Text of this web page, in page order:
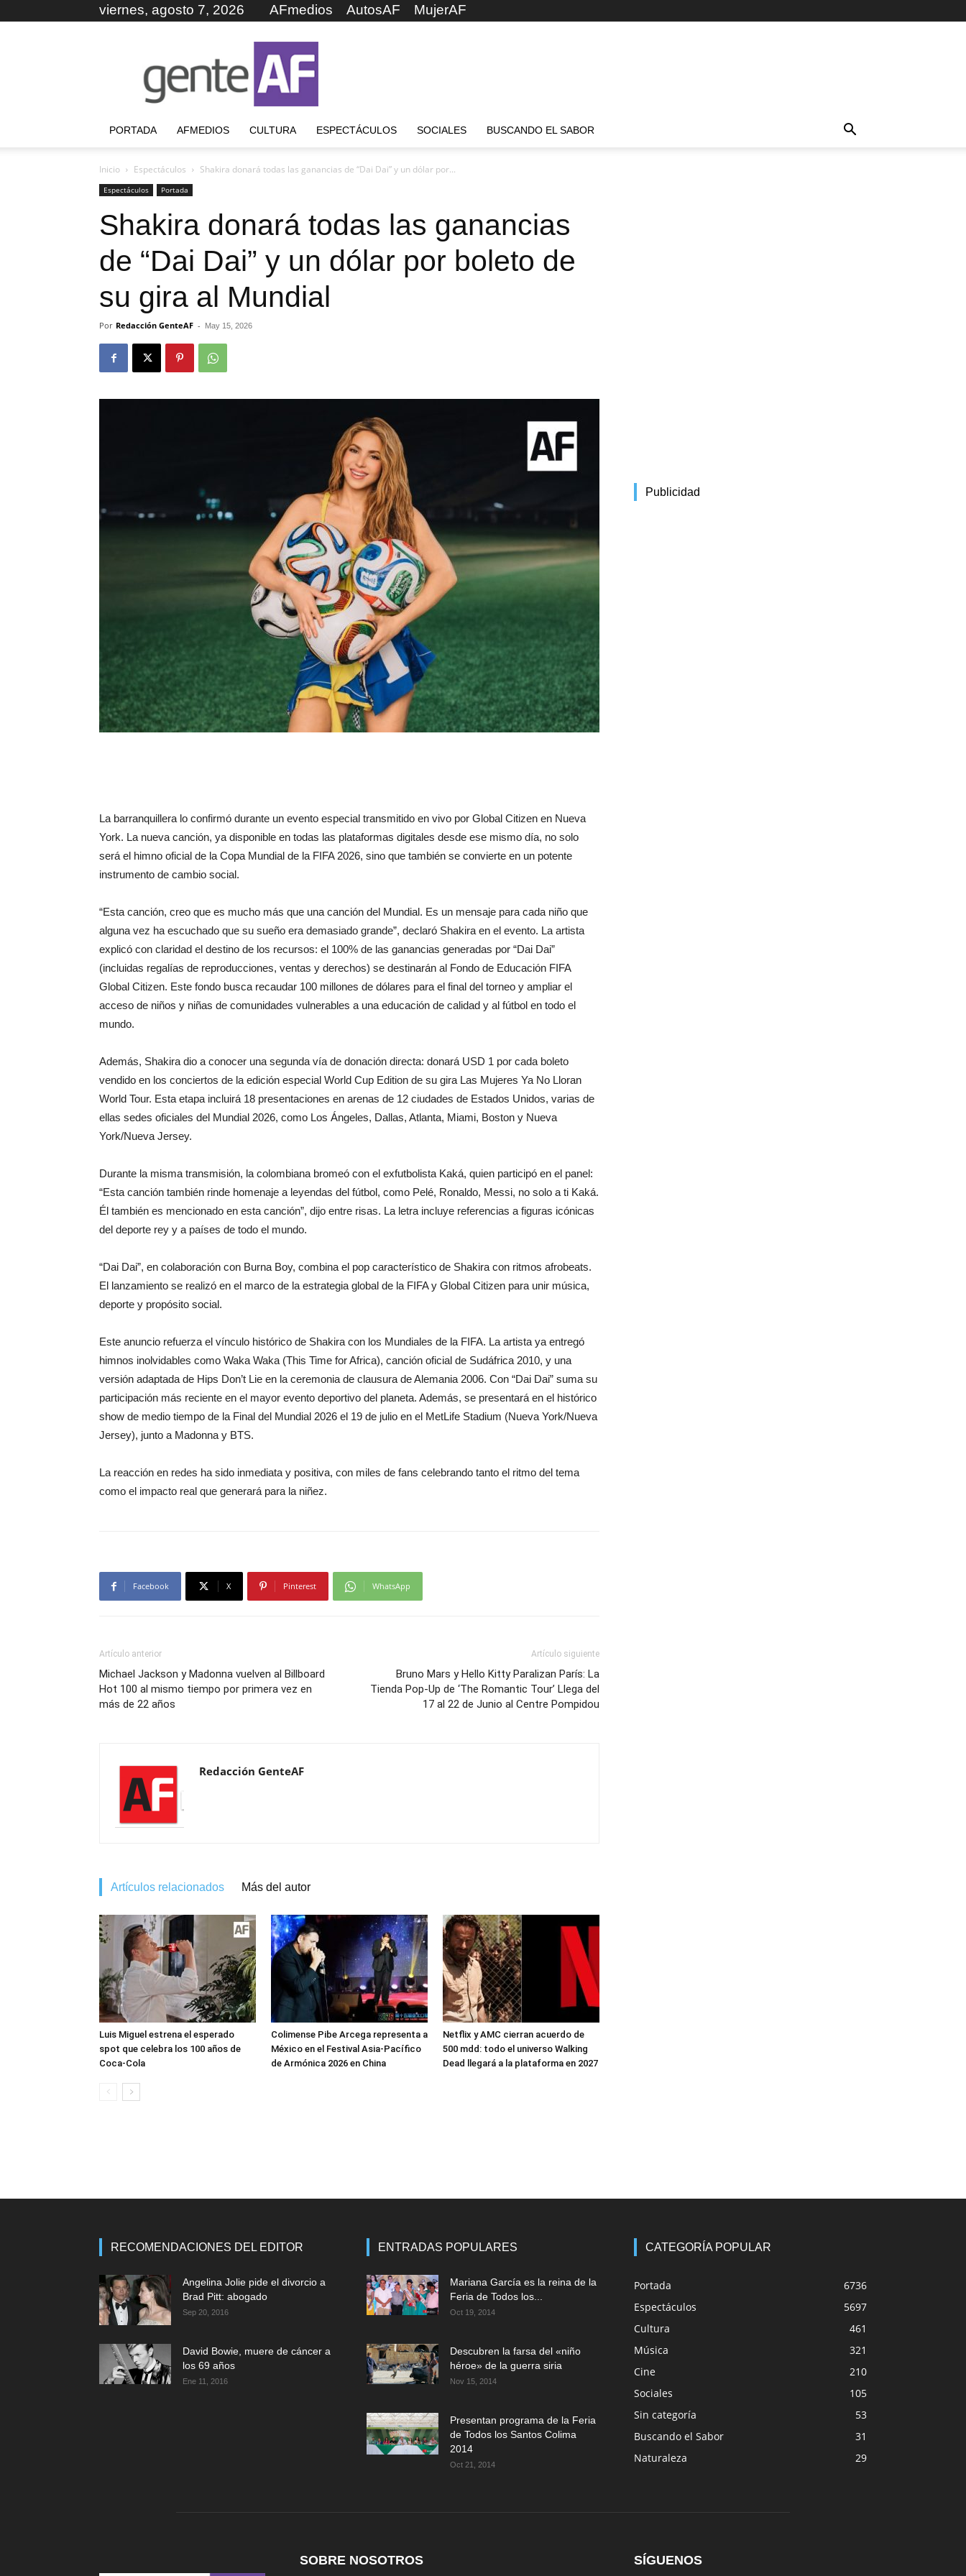
viernes, agosto 7, 2026 AFmedios AutosAF MujerAF
PORTADA AFMEDIOS CULTURA ESPECTÁCULOS SOCIALES BUSCANDO EL SABOR
Inicio Espectáculos Shakira donará todas las ganancias de “Dai Dai” y un dólar por...
Espectáculos Portada
Shakira donará todas las ganancias
de “Dai Dai” y un dólar por boleto de
su gira al Mundial
Por Redacción GenteAF - May 15, 2026
La barranquillera lo confirmó durante un evento especial transmitido en vivo por Global Citizen en Nueva
York. La nueva canción, ya disponible en todas las plataformas digitales desde ese mismo día, no solo
será el himno oficial de la Copa Mundial de la FIFA 2026, sino que también se convierte en un potente
instrumento de cambio social.
“Esta canción, creo que es mucho más que una canción del Mundial. Es un mensaje para cada niño que
alguna vez ha escuchado que su sueño era demasiado grande”, declaró Shakira en el evento. La artista
explicó con claridad el destino de los recursos: el 100% de las ganancias generadas por “Dai Dai”
(incluidas regalías de reproducciones, ventas y derechos) se destinarán al Fondo de Educación FIFA
Global Citizen. Este fondo busca recaudar 100 millones de dólares para el final del torneo y ampliar el
acceso de niños y niñas de comunidades vulnerables a una educación de calidad y al fútbol en todo el
mundo.
Además, Shakira dio a conocer una segunda vía de donación directa: donará USD 1 por cada boleto
vendido en los conciertos de la edición especial World Cup Edition de su gira Las Mujeres Ya No Lloran
World Tour. Esta etapa incluirá 18 presentaciones en arenas de 12 ciudades de Estados Unidos, varias de
ellas sedes oficiales del Mundial 2026, como Los Ángeles, Dallas, Atlanta, Miami, Boston y Nueva
York/Nueva Jersey.
Durante la misma transmisión, la colombiana bromeó con el exfutbolista Kaká, quien participó en el panel:
“Esta canción también rinde homenaje a leyendas del fútbol, como Pelé, Ronaldo, Messi, no solo a ti Kaká.
Él también es mencionado en esta canción”, dijo entre risas. La letra incluye referencias a figuras icónicas
del deporte rey y a países de todo el mundo.
“Dai Dai”, en colaboración con Burna Boy, combina el pop característico de Shakira con ritmos afrobeats.
El lanzamiento se realizó en el marco de la estrategia global de la FIFA y Global Citizen para unir música,
deporte y propósito social.
Este anuncio refuerza el vínculo histórico de Shakira con los Mundiales de la FIFA. La artista ya entregó
himnos inolvidables como Waka Waka (This Time for Africa), canción oficial de Sudáfrica 2010, y una
versión adaptada de Hips Don’t Lie en la ceremonia de clausura de Alemania 2006. Con “Dai Dai” suma su
participación más reciente en el mayor evento deportivo del planeta. Además, se presentará en el histórico
show de medio tiempo de la Final del Mundial 2026 el 19 de julio en el MetLife Stadium (Nueva York/Nueva
Jersey), junto a Madonna y BTS.
La reacción en redes ha sido inmediata y positiva, con miles de fans celebrando tanto el ritmo del tema
como el impacto real que generará para la niñez.
Facebook X Pinterest WhatsApp
Artículo anterior
Michael Jackson y Madonna vuelven al Billboard
Hot 100 al mismo tiempo por primera vez en
más de 22 años
Artículo siguiente
Bruno Mars y Hello Kitty Paralizan París: La
Tienda Pop-Up de ‘The Romantic Tour’ Llega del
17 al 22 de Junio al Centre Pompidou
Redacción GenteAF
Artículos relacionados Más del autor
Luis Miguel estrena el esperado
spot que celebra los 100 años de
Coca-Cola
Colimense Pibe Arcega representa a
México en el Festival Asia-Pacífico
de Armónica 2026 en China
Netflix y AMC cierran acuerdo de
500 mdd: todo el universo Walking
Dead llegará a la plataforma en 2027
Publicidad
RECOMENDACIONES DEL EDITOR
Angelina Jolie pide el divorcio a
Brad Pitt: abogado
Sep 20, 2016
David Bowie, muere de cáncer a
los 69 años
Ene 11, 2016
ENTRADAS POPULARES
Mariana García es la reina de la
Feria de Todos los...
Oct 19, 2014
Descubren la farsa del «niño
héroe» de la guerra siria
Nov 15, 2014
Presentan programa de la Feria
de Todos los Santos Colima
2014
Oct 21, 2014
CATEGORÍA POPULAR
Portada
6736
Espectáculos
5697
Cultura
461
Música
321
Cine
210
Sociales
105
Sin categoría
53
Buscando el Sabor
31
Naturaleza
29
SOBRE NOSOTROS SÍGUENOS